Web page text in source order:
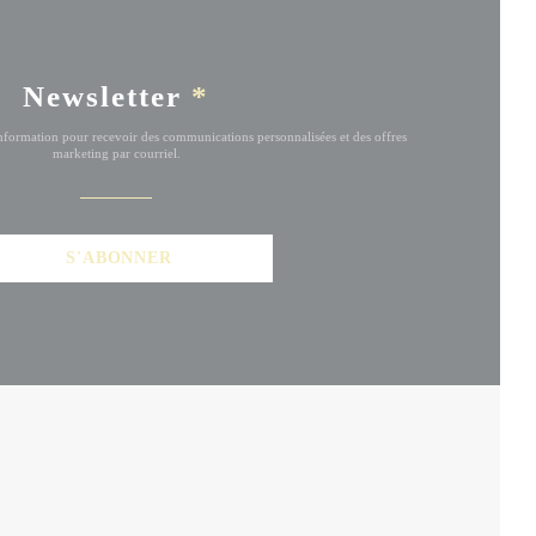
Newsletter *
pour recevoir des communications personnalisées et des offres
marketing par courriel.
S'ABONNER